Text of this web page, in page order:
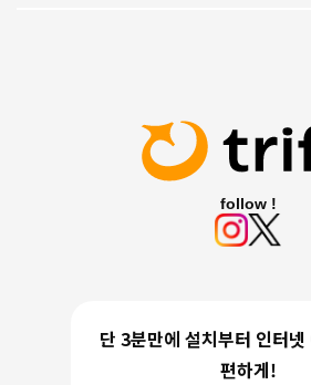
follow !
단 3분만에 설치부터 인터
편하게!